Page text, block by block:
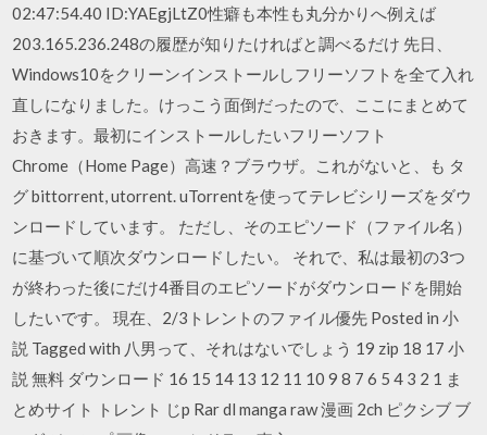
02:47:54.40 ID:YAEgjLtZ0性癖も本性も丸分かりへ例えば
203.165.236.248の履歴が知りたければと調べるだけ 先日、
Windows10をクリーンインストールしフリーソフトを全て入れ
直しになりました。けっこう面倒だったので、ここにまとめて
おきます。最初にインストールしたいフリーソフト
Chrome（Home Page）高速？ブラウザ。これがないと、も タ
グ bittorrent, utorrent. uTorrentを使ってテレビシリーズをダウ
ンロードしています。 ただし、そのエピソード（ファイル名）
に基づいて順次ダウンロードしたい。 それで、私は最初の3つ
が終わった後にだけ4番目のエピソードがダウンロードを開始
したいです。 現在、2/3トレントのファイル優先 Posted in 小
説 Tagged with 八男って、それはないでしょう 19 zip 18 17 小
説 無料 ダウンロード 16 15 14 13 12 11 10 9 8 7 6 5 4 3 2 1 ま
とめサイト トレント じp Rar dl manga raw 漫画 2ch ピクシブ ブ